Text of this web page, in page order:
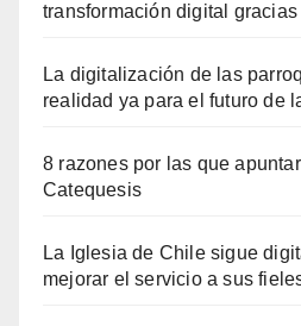
transformación digital
La digitalización de las
realidad ya para el futuro de
8 razones por las que
Catequesis
La Iglesia de Chile sigue
mejorar el servicio a sus